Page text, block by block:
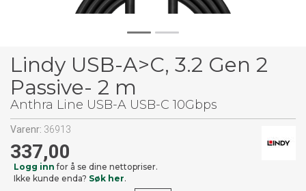
Lindy USB-A>C, 3.2 Gen 2
Passive- 2 m
Anthra Line USB-A USB-C 10Gbps
Varenr: 36913
337,00
Logg inn for å se dine nettopriser.
Ikke kunde enda? Søk her.